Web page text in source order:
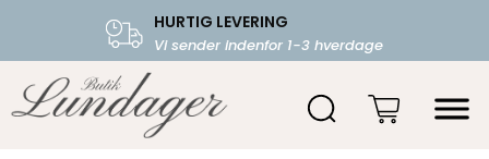
HURTIG LEVERING
Vi sender indenfor 1-3 hverdage
FRI FRAGT OVER 599.-
Starter fra 39,-